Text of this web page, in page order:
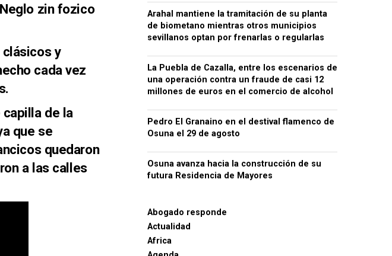
zin fozico
clásicos y
cada vez
de la
que se
quedaron
a las calles
Arahal mantiene la tramitación de su planta
de biometano mientras otros municipios
sevillanos optan por frenarlas o regularlas
La Puebla de Cazalla, entre los escenarios de
una operación contra un fraude de casi 12
millones de euros en el comercio de alcohol
Pedro El Granaino en el destival flamenco de
Osuna el 29 de agosto
Osuna avanza hacia la construcción de su
futura Residencia de Mayores
Abogado responde
Actualidad
Africa